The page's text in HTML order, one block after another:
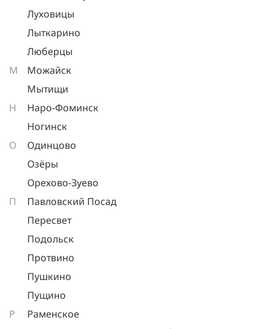
Луховицы
Лыткарино
Люберцы
М
Можайск
Мытищи
Н
Наро-Фоминск
Ногинск
О
Одинцово
Озёры
Орехово-Зуево
П
Павловский Посад
Пересвет
Подольск
Протвино
Пушкино
Пущино
Р
Раменское